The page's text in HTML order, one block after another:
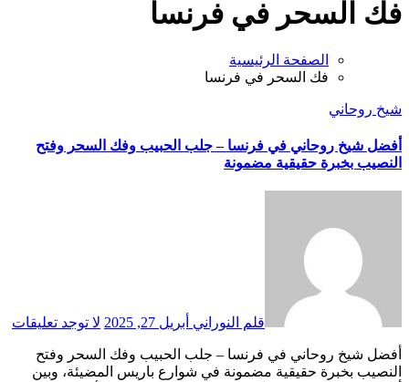
فك السحر في فرنسا
الصفحة الرئيسية
فك السحر في فرنسا
شيخ روحاني
أفضل شيخ روحاني في فرنسا – جلب الحبيب وفك السحر وفتح
النصيب بخبرة حقيقية مضمونة
قلم النوراني أبريل 27, 2025 لا توجد تعليقات
النصيب بخبرة حقيقية مضمونة في شوارع باريس المضيئة، وبين